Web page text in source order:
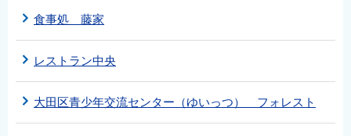
食事処 藤家
レストラン中央
大田区青少年交流センター（ゆいっつ） フォレスト